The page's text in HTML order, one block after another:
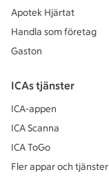
Apotek Hjärtat
Handla som företag
Gaston
ICAs tjänster
ICA-appen
ICA Scanna
ICA ToGo
Fler appar och tjänster